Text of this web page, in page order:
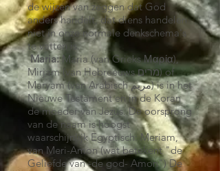
de wijzen van zeggen dat God
anders handelt, dat diens handelen
niet in onze normale denkschema's
te vatten is.
Maria:Maria (van Grieks Μαρία),
Mirjam (van Hebreeuws מרים) of
Maryam (van Arabisch مريم) is in het
Nieuwe Testament en in de Koran
de moeder van Jezus. De oorsprong
van de naam is hoogst
waarschijnlijk Egyptisch: Meriam,
van Meri-Amon (wat betekent "de
Geliefde van -de god- Amon") De